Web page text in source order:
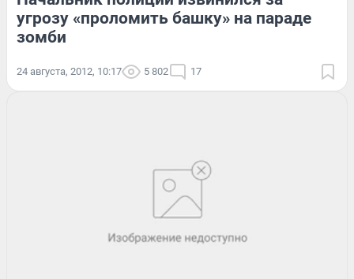
угрозу «проломить башку» на параде
зомби
24 августа, 2012, 10:17 5 802 17